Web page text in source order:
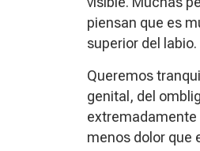
piensan que es
superior del labio.
Queremos
genital, del
extremadamente
menos dolor que